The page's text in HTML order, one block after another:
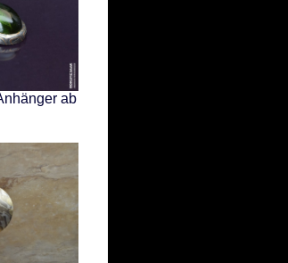
ab